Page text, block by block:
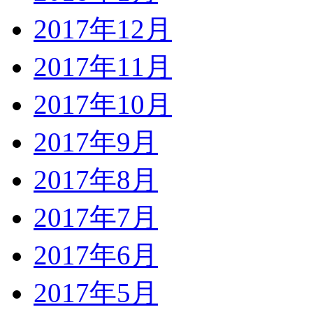
2017年12月
2017年11月
2017年10月
2017年9月
2017年8月
2017年7月
2017年6月
2017年5月